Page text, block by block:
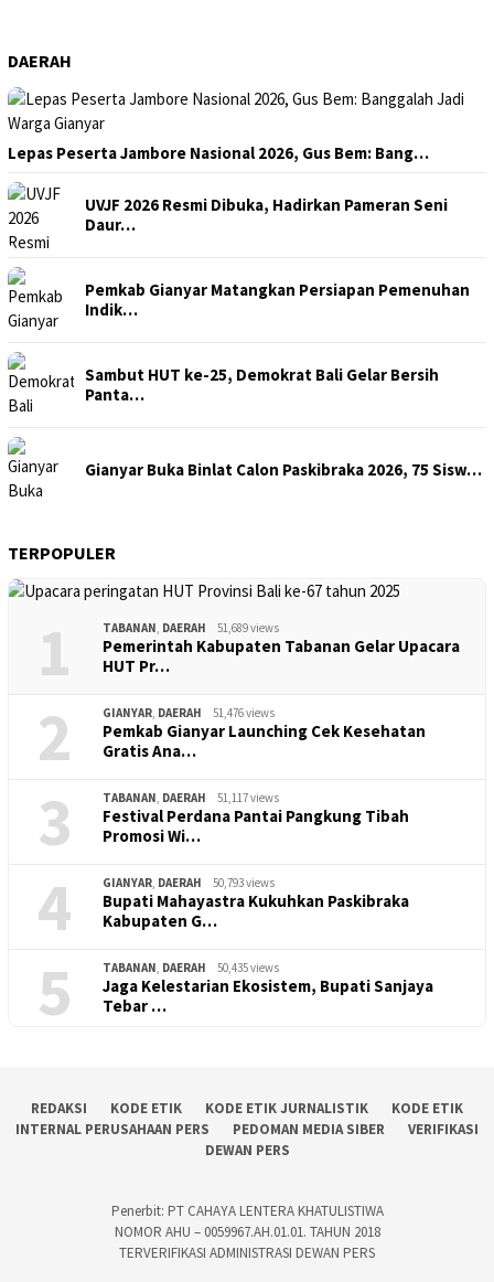
DAERAH
Lepas Peserta Jambore Nasional 2026, Gus Bem: Bang…
UVJF 2026 Resmi Dibuka, Hadirkan Pameran Seni
Daur…
Pemkab Gianyar Matangkan Persiapan Pemenuhan
Indik…
Sambut HUT ke-25, Demokrat Bali Gelar Bersih
Panta…
Gianyar Buka Binlat Calon Paskibraka 2026, 75 Sisw…
TERPOPULER
1 TABANAN, DAERAH 51,689 views
Pemerintah Kabupaten Tabanan Gelar Upacara
HUT Pr…
2 GIANYAR, DAERAH 51,476 views
Pemkab Gianyar Launching Cek Kesehatan
Gratis Ana…
3 TABANAN, DAERAH 51,117 views
Festival Perdana Pantai Pangkung Tibah
Promosi Wi…
4 GIANYAR, DAERAH 50,793 views
Bupati Mahayastra Kukuhkan Paskibraka
Kabupaten G…
5 TABANAN, DAERAH 50,435 views
Jaga Kelestarian Ekosistem, Bupati Sanjaya
Tebar …
REDAKSI KODE ETIK KODE ETIK JURNALISTIK
KODE ETIK
INTERNAL PERUSAHAAN PERS
PEDOMAN MEDIA SIBER
VERIFIKASI
DEWAN PERS
Penerbit: PT CAHAYA LENTERA KHATULISTIWA
NOMOR AHU – 0059967.AH.01.01. TAHUN 2018
TERVERIFIKASI ADMINISTRASI DEWAN PERS